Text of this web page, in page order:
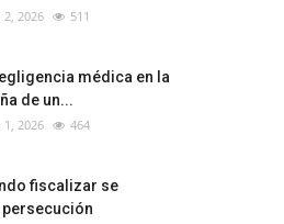
2026 511
médica en la
de un...
2026 464
fiscalizar se